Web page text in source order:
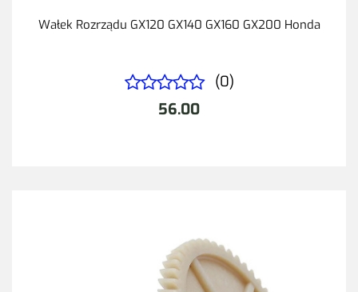
Wałek Rozrządu GX120 GX140 GX160 GX200 Honda
(0)
56.00